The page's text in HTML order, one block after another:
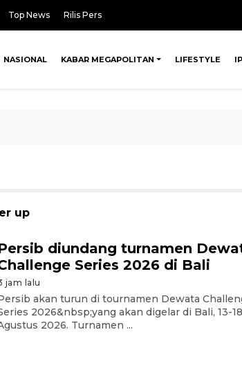
Top News Rilis Pers
NASIONAL KABAR MEGAPOLITAN LIFESTYLE
up
diundang turnamen
Series 2026 di Bali
jam lalu
akan turun di tournamen Dewata
2026&nbsp;yang akan digelar di Bali, 13-18
2026. Turnamen ...